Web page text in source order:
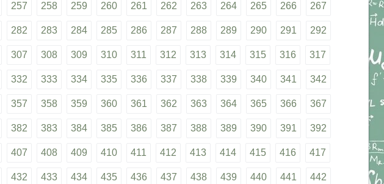
257 258 259 260 261 262 263 264 265 266 267
282 283 284 285 286 287 288 289 290 291 292
307 308 309 310 311 312 313 314 315 316 317
332 333 334 335 336 337 338 339 340 341 342
357 358 359 360 361 362 363 364 365 366 367
382 383 384 385 386 387 388 389 390 391 392
407 408 409 410 411 412 413 414 415 416 417
432 433 434 435 436 437 438 439 440 441 442